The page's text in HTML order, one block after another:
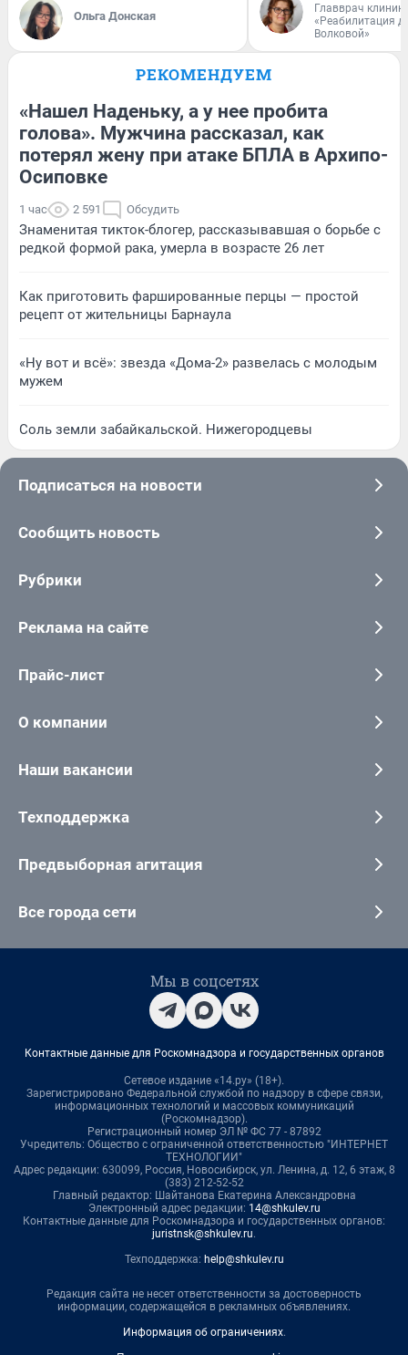
Ольга Донская
Главврач
«Реабилитация
Волковой»
РЕКОМЕНДУЕМ
«Нашел Наденьку, а у нее пробита
голова». Мужчина рассказал, как
потерял жену при атаке БПЛА в Архипо-
Осиповке
1 час 2 591 Обсудить
Знаменитая тикток-блогер, рассказывавшая о борьбе с
редкой формой рака, умерла в возрасте 26 лет
Как приготовить фаршированные перцы — простой
рецепт от жительницы Барнаула
«Ну вот и всё»: звезда «Дома-2» развелась с молодым
мужем
Соль земли забайкальской. Нижегородцевы
Подписаться на новости
Сообщить новость
Рубрики
Реклама на сайте
Прайс-лист
О компании
Наши вакансии
Техподдержка
Предвыборная агитация
Все города сети
Мы в соцсетях
Контактные данные для Роскомнадзора и государственных органов
Сетевое издание «14.ру» (18+).
Зарегистрировано Федеральной службой по надзору в сфере связи,
информационных технологий и массовых коммуникаций
(Роскомнадзор).
Регистрационный номер ЭЛ № ФС 77 - 87892
Учредитель: Общество с ограниченной ответственностью "ИНТЕРНЕТ
ТЕХНОЛОГИИ"
Адрес редакции: 630099, Россия, Новосибирск, ул. Ленина, д. 12, 6 этаж, 8
(383) 212-52-52
Главный редактор: Шайтанова Екатерина Александровна
Электронный адрес редакции: 14@shkulev.ru
Контактные данные для Роскомнадзора и государственных органов:
juristnsk@shkulev.ru.
Техподдержка: help@shkulev.ru
Редакция сайта не несет ответственности за достоверность
информации, содержащейся в рекламных объявлениях.
Информация об ограничениях.